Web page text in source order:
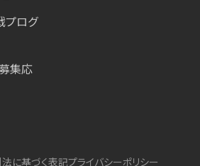
プログ
集応
に基づく表記プライバシーポリシー